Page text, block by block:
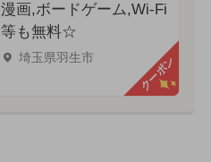
漫画,ボードゲーム,Wi-Fi
等も無料☆
埼玉県羽生市 クーポン